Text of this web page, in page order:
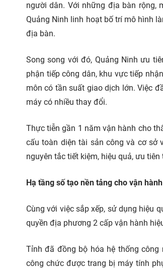
người dân. Với những địa bàn rộng,
Quảng Ninh linh hoạt bố trí mô hình
địa bàn.
Song song với đó, Quảng Ninh ưu
phận tiếp công dân, khu vực tiếp
môn có tần suất giao dịch lớn. Việc
máy có nhiều thay đổi.
Thực tiễn gần 1 năm vận hành cho
cấu toàn diện tài sản công và cơ sở
nguyên tắc tiết kiệm, hiệu quả, ưu
Hạ tầng số tạo nền tảng cho vận
Cùng với việc sắp xếp, sử dụng hiệu
quyền địa phương 2 cấp vận hành
Tỉnh đã đồng bộ hóa hệ thống công
công chức được trang bị máy tính